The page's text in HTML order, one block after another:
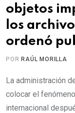
objetos
los
ordenó
POR RAÚL MORILLA
La administración
colocar el
internacional